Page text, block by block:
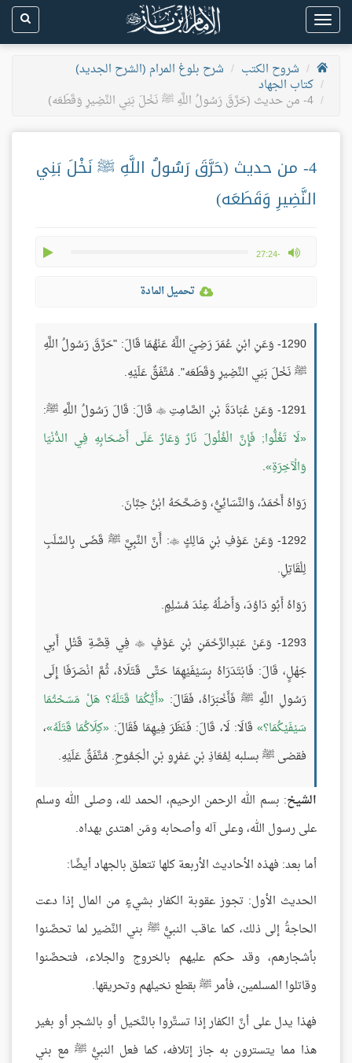
Toggle
navigation
شروح الكتب
شرح بلوغ المرام (الشرح الجديد)
كتاب الجهاد
4- من حديث (حَرَّقَ رَسُولُ اللَّهِ ﷺ نَخْلَ بَنِي النَّضِيرِ وَقَطَعَه)
4- من حديث (حَرَّقَ رَسُولُ اللَّهِ ﷺ نَخْلَ بَنِي
النَّضِيرِ وَقَطَعَه)
-27:24
max volume
تحميل المادة
1290- وَعَنِ ابْنِ عُمَرَ رَضِيَ اللَّهُ عَنْهُمَا قَالَ: "حَرَّقَ رَسُولُ اللَّهِ
ﷺ نَخْلَ بَنِي النَّضِيرِ وَقَطَعَه". مُتَّفَقٌ عَلَيْهِ.
1291- وَعَنْ عُبَادَةَ بْنِ الصَّامِتِ
 قَالَ: قَالَ رَسُولُ اللَّهِ ﷺ:
لَا تَغُلُّوا; فَإِنَّ الْغُلُولَ نَارٌ وَعَارٌ عَلَى أَصْحَابِهِ فِي الدُّنْيَا
وَالْآخِرَةِ .
رَوَاهُ أَحْمَدُ، وَالنَّسَائِيُّ، وَصَحَّحَهُ ابْنُ حِبَّانَ.
1292- وَعَنْ عَوْفِ بْنِ مَالِكٍ
: أَنَّ النَّبِيَّ ﷺ قَضَى بِالسَّلَبِ
لِلْقَاتِلِ.
رَوَاهُ أَبُو دَاوُدَ، وَأَصْلُهُ عِنْدَ مُسْلِمٍ.
1293- وَعَنْ عَبْدِالرَّحْمَنِ بْنِ عَوْفٍ
فِي قِصَّةِ قَتْلِ أَبِي
جَهْلٍ، قَالَ: فَابْتَدَرَاهُ بِسَيْفَيْهِمَا حَتَّى قَتَلَاهُ، ثُمَّ انْصَرَفَا إِلَى
رَسُولِ اللَّهِ ﷺ فَأَخْبَرَاهُ، فَقَالَ: أَيُّكُمَا قَتَلَهُ؟ هَلْ مَسَحْتُمَا
سَيْفَيْكُمَا؟ قَالَا: لَا، قَالَ: فَنَظَرَ فِيهِمَا فَقَالَ: كِلَاكُمَا قَتَلَهُ ،
فقضى ﷺ بسلبه لِمُعَاذِ بْنِ عَمْرِو بْنِ الْجَمُوحِ. مُتَّفَقٌ عَلَيْهِ.
الشيخ: بسم الله الرحمن الرحيم، الحمد لله، وصلى الله وسلم
على رسول الله، وعلى آله وأصحابه ومَن اهتدى بهداه.
أما بعد: فهذه الأحاديث الأربعة كلها تتعلق بالجهاد أيضًا:
الحديث الأول: تجوز عقوبة الكفار بشيءٍ من المال إذا دعت
الحاجةُ إلى ذلك، كما عاقب النبيُّ ﷺ بني النَّضير لما تحصَّنوا
بأشجارهم، وقد حكم عليهم بالخروج والجلاء، فتحصَّنوا
وقاتلوا المسلمين، فأمر ﷺ بقطع نخيلهم وتحريقها.
فهذا يدل على أنَّ الكفار إذا تستَّروا بالنَّخيل أو بالشجر أو بغير
هذا مما يتسترون به جاز إتلافه، كما فعل النبيُّ ﷺ مع بني